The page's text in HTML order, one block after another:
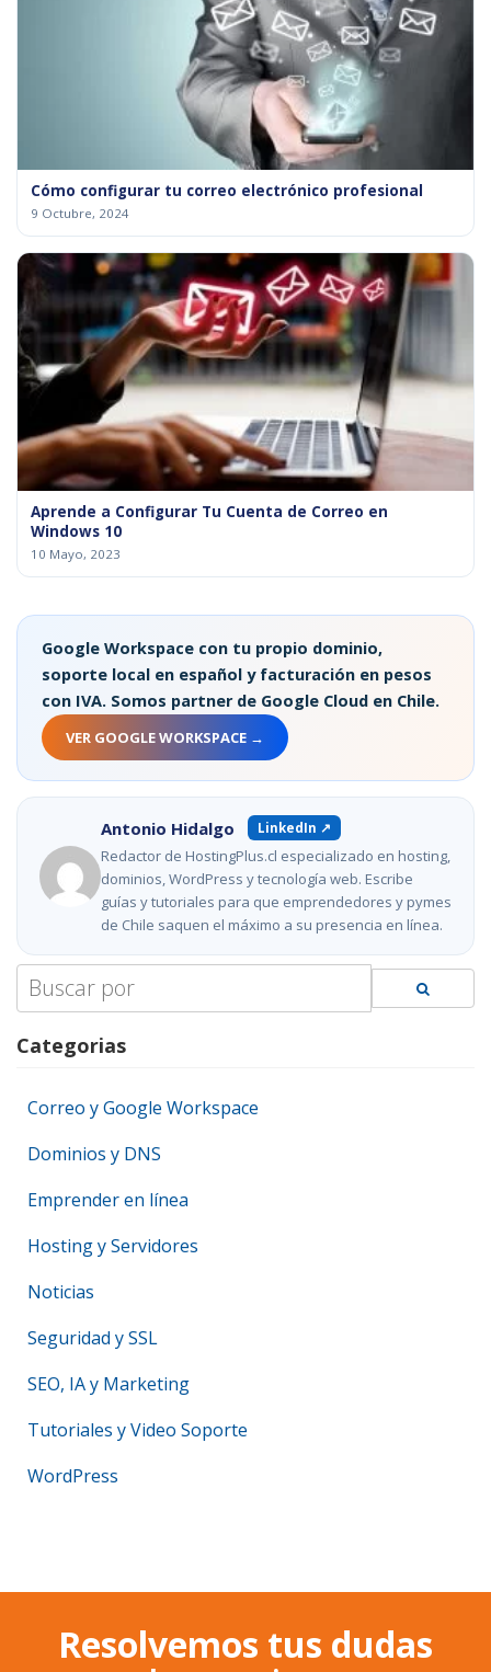
Cómo configurar tu correo electrónico profesional
9 Octubre, 2024
Aprende a Configurar Tu Cuenta de Correo en
Windows 10
10 Mayo, 2023
Google Workspace con tu propio dominio,
soporte local en español y facturación en pesos
con IVA. Somos partner de Google Cloud en Chile.
VER GOOGLE WORKSPACE →
Antonio Hidalgo LinkedIn ↗
Redactor de HostingPlus.cl especializado en hosting,
dominios, WordPress y tecnología web. Escribe
guías y tutoriales para que emprendedores y pymes
de Chile saquen el máximo a su presencia en línea.
Search
for:
Categorias
Correo y Google Workspace
Dominios y DNS
Emprender en línea
Hosting y Servidores
Noticias
Seguridad y SSL
SEO, IA y Marketing
Tutoriales y Video Soporte
WordPress
Resolvemos tus dudas